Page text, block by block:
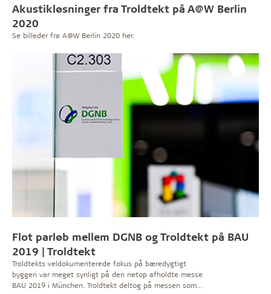
Akustikløsninger fra Troldtekt på A@W Berlin
2020
Se billeder fra A@W Berlin 2020 her.
Flot parløb mellem DGNB og Troldtekt på BAU
2019 | Troldtekt
Troldtekts veldokumenterede fokus på bæredygtigt
byggeri var meget synligt på den netop afholdte messe
BAU 2019 i München. Troldtekt deltog på messen som